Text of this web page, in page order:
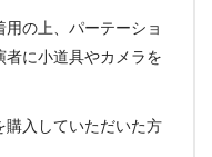
の上、パーテーショ
者に小道具やカメラを
購入していただいた方